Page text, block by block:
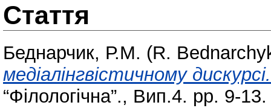
Стаття
Беднарчик, Р.М. (R.
медіалінгвістичному дискурсі.
“Філологічна”., Вип.4. pp. 9-13.